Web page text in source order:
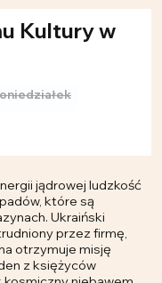
Kultury w
jądrowej ludzkość
które są
Ukraiński
przez firmę,
otrzymuje misję
z księżyców